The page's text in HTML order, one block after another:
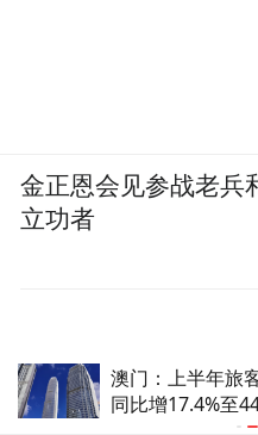
阿联酋椰枣在中
金正恩会见参战老兵
立功者